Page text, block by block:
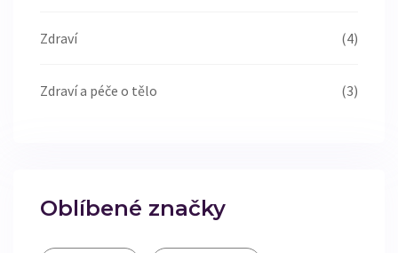
Zdraví (4)
Zdraví a péče o tělo (3)
Oblíbené značky